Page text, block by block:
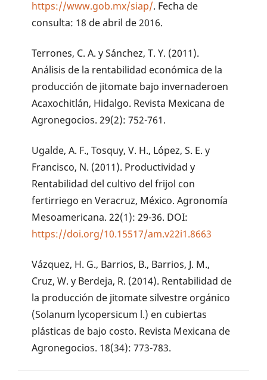
https://www.gob.mx/siap/. Fecha de
consulta: 18 de abril de 2016.
Terrones, C. A. y Sánchez, T. Y. (2011).
Análisis de la rentabilidad económica de la
producción de jitomate bajo invernaderoen
Acaxochitlán, Hidalgo. Revista Mexicana de
Agronegocios. 29(2): 752-761.
Ugalde, A. F., Tosquy, V. H., López, S. E. y
Francisco, N. (2011). Productividad y
Rentabilidad del cultivo del frijol con
fertirriego en Veracruz, México. Agronomía
Mesoamericana. 22(1): 29-36. DOI:
https://doi.org/10.15517/am.v22i1.8663
Vázquez, H. G., Barrios, B., Barrios, J. M.,
Cruz, W. y Berdeja, R. (2014). Rentabilidad de
la producción de jitomate silvestre orgánico
(Solanum lycopersicum l.) en cubiertas
plásticas de bajo costo. Revista Mexicana de
Agronegocios. 18(34): 773-783.